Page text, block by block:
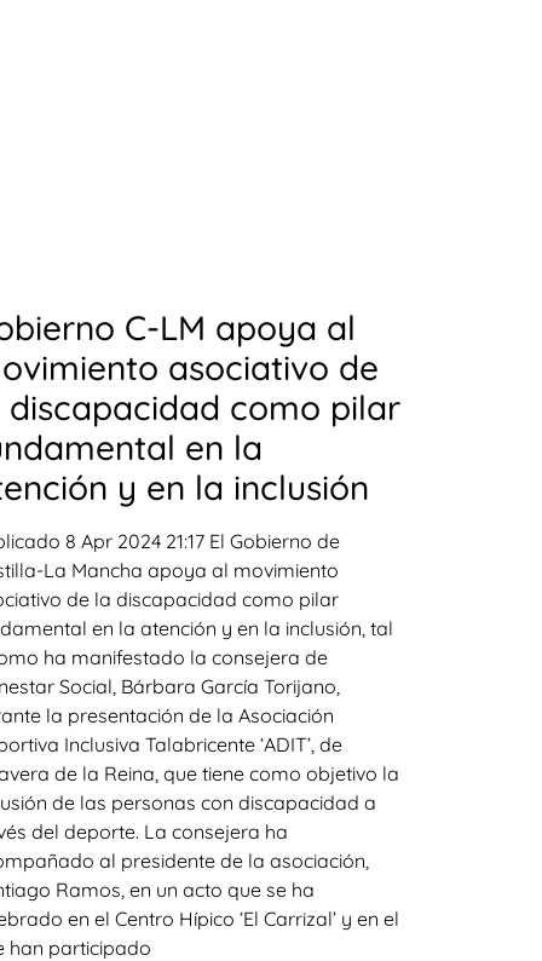
C-LM apoya al
asociativo de
discapacidad como pilar
en la
y en la inclusión
8 Apr 2024 21:17 El Gobierno de
La Mancha apoya al movimiento
de la discapacidad como pilar
en la atención y en la inclusión, tal
ha manifestado la consejera de
Social, Bárbara García Torijano,
la presentación de la Asociación
Inclusiva Talabricente ‘ADIT’, de
de la Reina, que tiene como objetivo la
de las personas con discapacidad a
del deporte. La consejera ha
al presidente de la asociación,
Ramos, en un acto que se ha
en el Centro Hípico ‘El Carrizal’ y en el
han participado